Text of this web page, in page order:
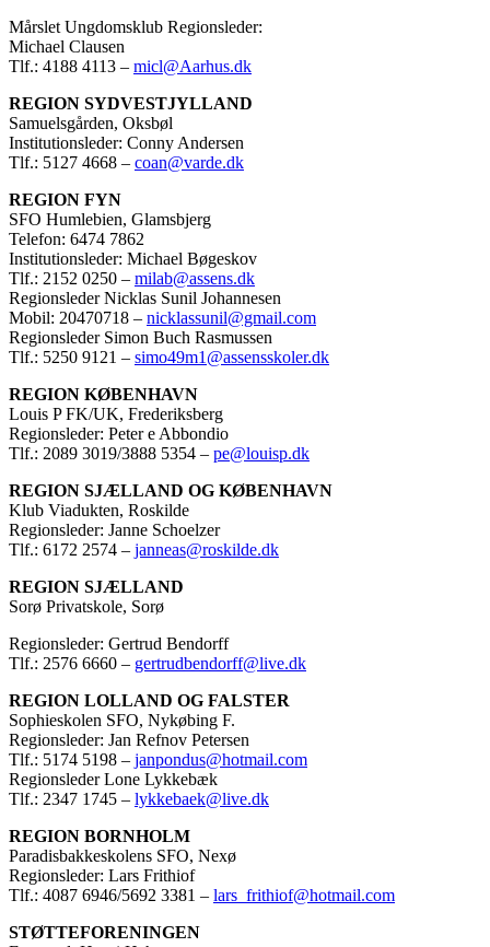
Mårslet Ungdomsklub Regionsleder:
Michael Clausen
Tlf.: 4188 4113 – micl@Aarhus.dk
REGION SYDVESTJYLLAND
Samuelsgården, Oksbøl
Institutionsleder: Conny Andersen
Tlf.: 5127 4668 – coan@varde.dk
REGION FYN
SFO Humlebien, Glamsbjerg
Telefon: 6474 7862
Institutionsleder: Michael Bøgeskov
Tlf.: 2152 0250 – milab@assens.dk
Regionsleder Nicklas Sunil Johannesen
Mobil: 20470718 – nicklassunil@gmail.com
Regionsleder Simon Buch Rasmussen
Tlf.: 5250 9121 – simo49m1@assensskoler.dk
REGION KØBENHAVN
Louis P FK/UK, Frederiksberg
Regionsleder: Peter e Abbondio
Tlf.: 2089 3019/3888 5354 – pe@louisp.dk
REGION SJÆLLAND OG KØBENHAVN
Klub Viadukten, Roskilde
Regionsleder: Janne Schoelzer
Tlf.: 6172 2574 – janneas@roskilde.dk
REGION SJÆLLAND
Sorø Privatskole, Sorø
Regionsleder: Gertrud Bendorff
Tlf.: 2576 6660 – gertrudbendorff@live.dk
REGION LOLLAND OG FALSTER
Sophieskolen SFO, Nykøbing F.
Regionsleder: Jan Refnov Petersen
Tlf.: 5174 5198 – janpondus@hotmail.com
Regionsleder Lone Lykkebæk
Tlf.: 2347 1745 – lykkebaek@live.dk
REGION BORNHOLM
Paradisbakkeskolens SFO, Nexø
Regionsleder: Lars Frithiof
Tlf.: 4087 6946/5692 3381 – lars_frithiof@hotmail.com
STØTTEFORENINGEN